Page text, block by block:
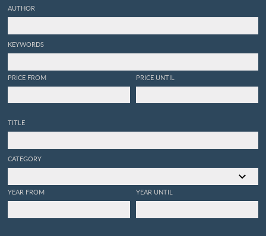
AUTHOR
KEYWORDS
PRICE FROM PRICE UNTIL
TITLE
CATEGORY
YEAR FROM YEAR UNTIL